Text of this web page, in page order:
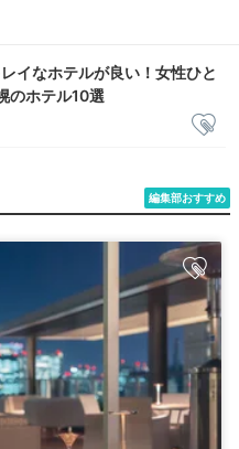
イなホテルが良い！女性ひと
のホテル10選
編集部おすすめ